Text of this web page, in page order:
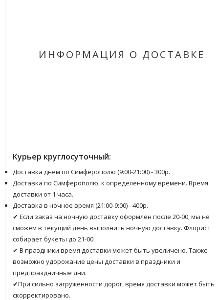
ИНФОРМАЦИЯ О ДОСТАВКЕ
Курьер круглосуточный:
Доставка днём по Симферополю (9:00-21:00) - 300р.
Доставка по Симферополю, к определенному времени. Время
доставки от 1 часа.
Доставка в ночное время (21:00-9:00) - 400р.
✔ Если заказ на ночную доставку оформлен после 20-00, мы не
сможем в текущий день выполнить ночную доставку. Флорист
собирает букеты до 21-00.
✔ В праздники время доставки может быть увеличено. Также
возможно удорожание цены доставки в праздники и
предпраздничные дни.
✔При сильно загруженности дорог, время доставки может быть
скорректировано.